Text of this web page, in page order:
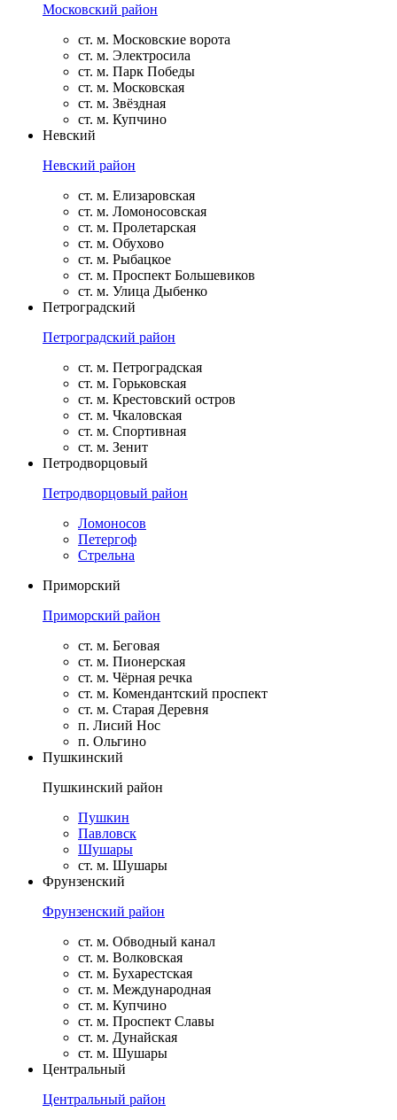
Московский район
ст. м. Московские ворота
ст. м. Электросила
ст. м. Парк Победы
ст. м. Московская
ст. м. Звёздная
ст. м. Купчино
Невский
Невский район
ст. м. Елизаровская
ст. м. Ломоносовская
ст. м. Пролетарская
ст. м. Обухово
ст. м. Рыбацкое
ст. м. Проспект Большевиков
ст. м. Улица Дыбенко
Петроградский
Петроградский район
ст. м. Петроградская
ст. м. Горьковская
ст. м. Крестовский остров
ст. м. Чкаловская
ст. м. Спортивная
ст. м. Зенит
Петродворцовый
Петродворцовый район
Ломоносов
Петергоф
Стрельна
Приморский
Приморский район
ст. м. Беговая
ст. м. Пионерская
ст. м. Чёрная речка
ст. м. Комендантский проспект
ст. м. Старая Деревня
п. Лисий Нос
п. Ольгино
Пушкинский
Пушкинский район
Пушкин
Павловск
Шушары
ст. м. Шушары
Фрунзенский
Фрунзенский район
ст. м. Обводный канал
ст. м. Волковская
ст. м. Бухарестская
ст. м. Международная
ст. м. Купчино
ст. м. Проспект Славы
ст. м. Дунайская
ст. м. Шушары
Центральный
Центральный район